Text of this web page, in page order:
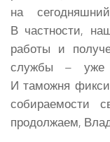
на
В частности,
работы и
службы – уже
И таможня
собираемости
продолжаем,